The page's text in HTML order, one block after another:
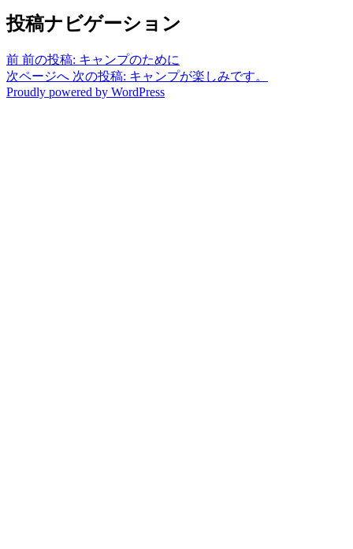
投稿ナビゲーション
前 前の投稿: キャンプのために
次ページへ 次の投稿: キャンプが楽しみです。
Proudly powered by WordPress